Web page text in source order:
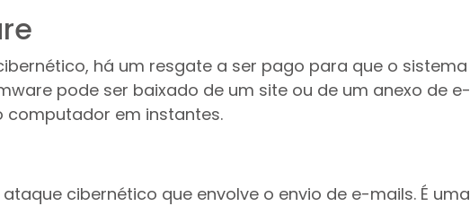
há um resgate a ser pago para que o sistema
pode ser baixado de um site ou de um anexo de e-
em instantes.
cibernético que envolve o envio de e-mails. É uma